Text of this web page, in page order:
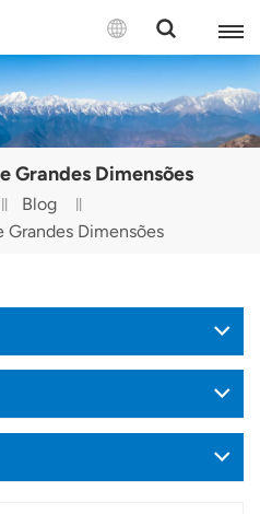
Grandes Dimensões
Blog
Grandes Dimensões